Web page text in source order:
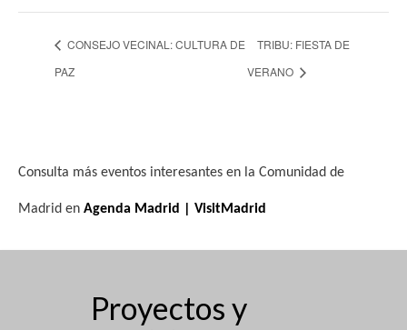
CONSEJO VECINAL: CULTURA DE
PAZ
TRIBU: FIESTA DE
VERANO
Consulta más eventos interesantes en la Comunidad de
Madrid en Agenda Madrid | VisitMadrid
Proyectos y